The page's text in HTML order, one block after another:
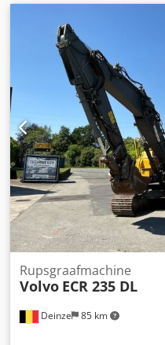
Deinze 85 km
Rupsgraafmachine
Volvo ECR 235 DL